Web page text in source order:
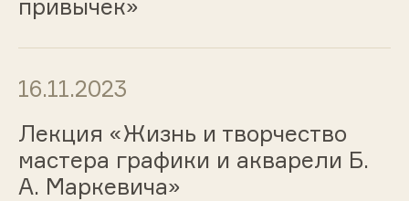
привычек»
16.11.2023
Лекция «Жизнь и творчество
мастера графики и акварели Б.
А. Маркевича»